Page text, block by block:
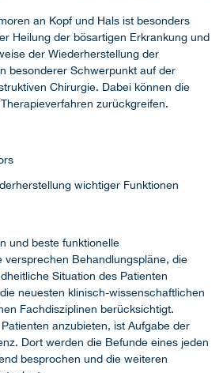
an Kopf und Hals ist besonders
Heilung der bösartigen Erkrankung und
der Wiederherstellung der
besonderer Schwerpunkt auf der
Chirurgie. Dabei können die
zurückgreifen.
wichtiger Funktionen
und beste funktionelle
versprechen Behandlungspläne, die
Situation des Patienten
neuesten klinisch-wissenschaftlichen
Fachdisziplinen berücksichtigt.
anzubieten, ist Aufgabe der
Dort werden die Befunde eines jeden
besprochen und die weiteren